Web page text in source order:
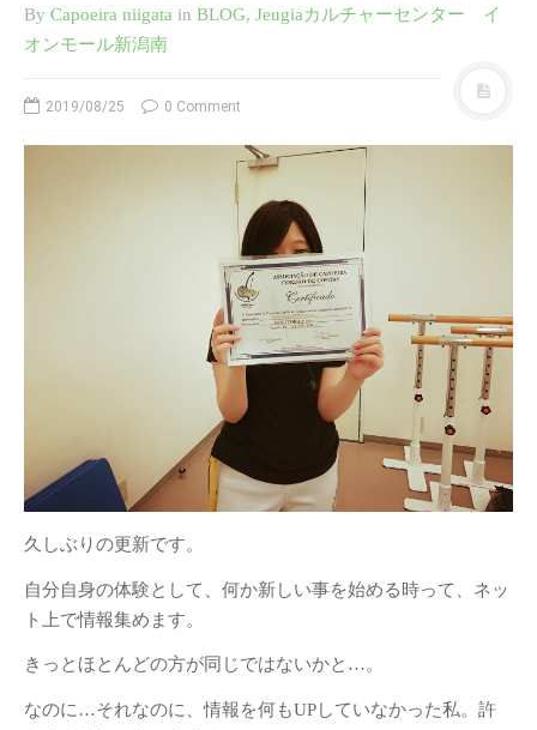
お知らせ
Jeugiaカルチャーセンター イ
Jeugiaカルチャーセンター イ
Jeugiaカルチャーセンター イ
◇◇◇イオンカルチャークラブ
新潟青山店 カポエィラ・キッ
SAMURAI CAPOEIRA オフィ
By Capoeira niigata in BLOG, Jeugiaカルチャーセンター イ
オンモール新潟南
2019/08/25 0 Comment
久しぶりの更新です。
自分自身の体験として、何か新しい事を始める時って、ネッ
ト上で情報集めます。
きっとほとんどの方が同じではないかと…。
なのに…それなのに、情報を何もUPしていなかった私。許